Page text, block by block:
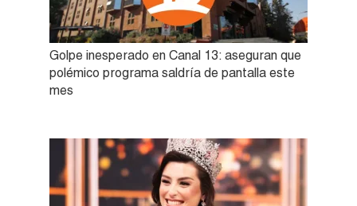
Golpe inesperado en Canal 13: aseguran que
polémico programa saldría de pantalla este
mes